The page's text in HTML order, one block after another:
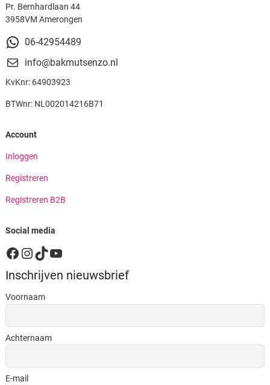
Pr. Bernhardlaan 44
3958VM Amerongen
06-42954489
info@bakmutsenzo.nl
KvKnr: 64903923
BTWnr: NL002014216B71
Account
Inloggen
Registreren
Registreren B2B
Social media
Facebook
Instagram
TikTok
YouTube
Inschrijven nieuwsbrief
Voornaam
Achternaam
E-mail